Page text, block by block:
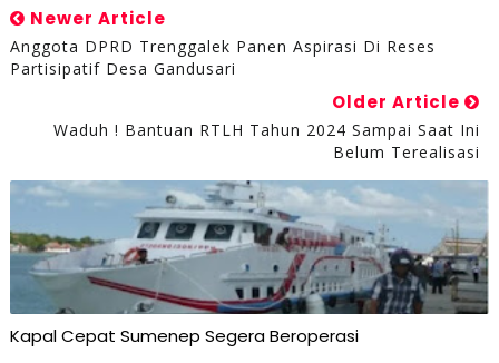
Newer Article
Anggota DPRD Trenggalek Panen Aspirasi Di Reses
Partisipatif Desa Gandusari
Older Article
Waduh ! Bantuan RTLH Tahun 2024 Sampai Saat Ini
Belum Terealisasi
Kapal Cepat Sumenep Segera Beroperasi